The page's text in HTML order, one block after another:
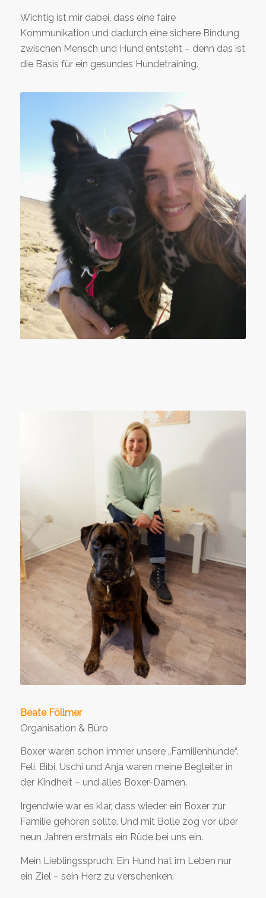
Wichtig ist mir dabei, dass eine faire
Kommunikation und dadurch eine sichere Bindung
zwischen Mensch und Hund entsteht – denn das ist
die Basis für ein gesundes Hundetraining.
Beate Föllmer
Organisation & Büro
Boxer waren schon immer unsere „Familienhunde“.
Feli, Bibi, Uschi und Anja waren meine Begleiter in
der Kindheit – und alles Boxer-Damen.
Irgendwie war es klar, dass wieder ein Boxer zur
Familie gehören sollte. Und mit Bolle zog vor über
neun Jahren erstmals ein Rüde bei uns ein.
Mein Lieblingsspruch: Ein Hund hat im Leben nur
ein Ziel – sein Herz zu verschenken.